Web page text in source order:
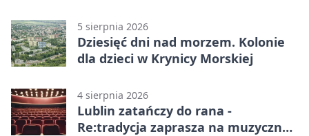
5 sierpnia 2026
Dziesięć dni nad morzem. Kolonie
dla dzieci w Krynicy Morskiej
4 sierpnia 2026
Lublin zatańczy do rana -
Re:tradycja zaprasza na muzyczną